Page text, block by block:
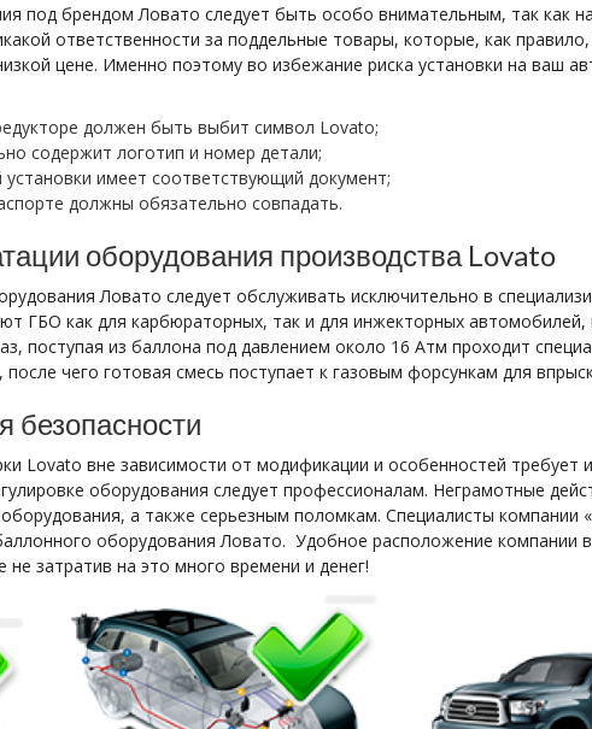
под брендом Ловато следует быть особо внимательным, так как
ответственности за поддельные товары, которые, как
цене. Именно поэтому во избежание риска установки на ваш
должен быть выбит символ Lovato;
содержит логотип и номер детали;
имеет соответствующий документ;
должны обязательно совпадать.
оборудования производства Lovato
Ловато следует обслуживать исключительно в
ГБО как для карбюраторных, так и для инжекторных
поступая из баллона под давлением около 16 Атм проходит
чего готовая смесь поступает к газовым форсункам для
безопасности
Lovato вне зависимости от модификации и особенностей
оборудования следует профессионалам. Неграмотные
а также серьезным поломкам. Специалисты
оборудования Ловато. Удобное расположение компании
не затратив на это много времени и денег!